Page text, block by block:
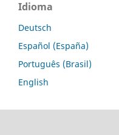
Idioma
Deutsch
Español (España)
Português (Brasil)
English